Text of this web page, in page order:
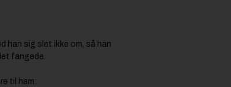
han sig slet ikke om, så han
fangede.
til ham: